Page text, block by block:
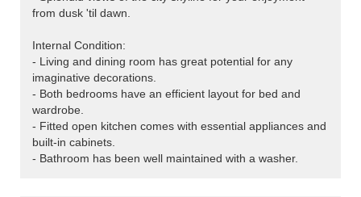
from dusk 'til dawn.
Internal Condition:
- Living and dining room has great potential for any
imaginative decorations.
- Both bedrooms have an efficient layout for bed and
wardrobe.
- Fitted open kitchen comes with essential appliances and
built-in cabinets.
- Bathroom has been well maintained with a washer.